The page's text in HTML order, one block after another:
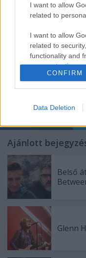
I want to allow
related to
I want to allow
related to
functionality and
user protection.
CONFIRM
Data Deletion
Címkék:zagar
Ajánlott
Belső
Glenn